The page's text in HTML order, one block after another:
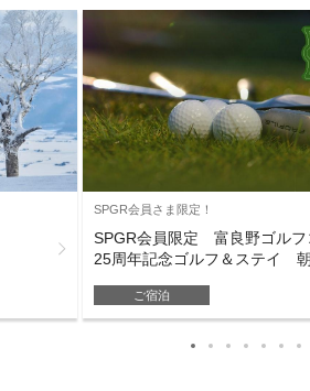
SPGR会員さま限定！
SPGR会員限定 富良野ゴルフ
25周年記念ゴルフ＆ステイ
ご宿泊